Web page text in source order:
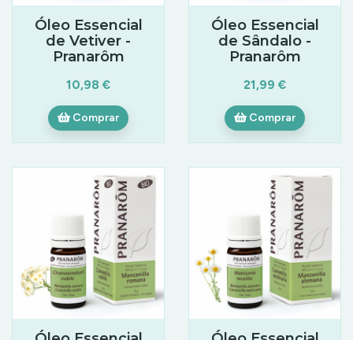
Óleo Essencial
de Vetiver -
Pranarôm
10,98 €
Comprar
Óleo Essencial
de Sândalo -
Pranarôm
21,99 €
Comprar